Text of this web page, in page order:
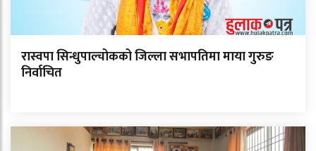
रास्वपा सिन्धुपाल्चोकको जिल्ला सभापतिमा माया गुरुङ
निर्वाचित